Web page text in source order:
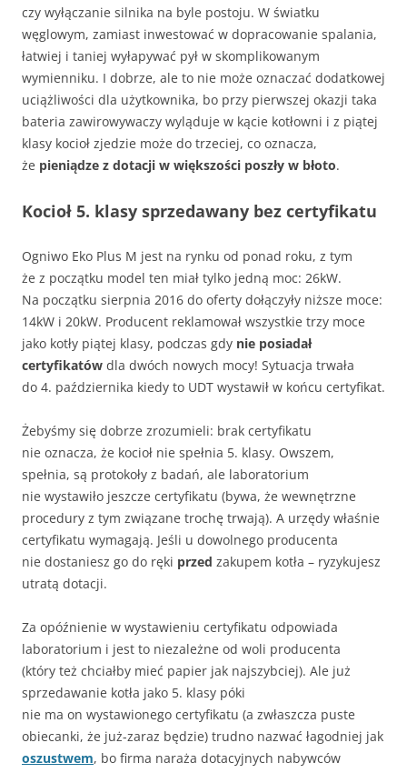
czy wyłączanie silnika na byle postoju. W światku
węglowym, zamiast inwestować w dopracowanie spalania,
łatwiej i taniej wyłapywać pył w skomplikowanym
wymienniku. I dobrze, ale to nie może oznaczać dodatkowej
uciążliwości dla użytkownika, bo przy pierwszej okazji taka
bateria zawirowywaczy wyląduje w kącie kotłowni i z piątej
klasy kocioł zjedzie może do trzeciej, co oznacza,
że pieniądze z dotacji w większości poszły w błoto.
Kocioł 5. klasy sprzedawany bez certyfikatu
Ogniwo Eko Plus M jest na rynku od ponad roku, z tym
że z początku model ten miał tylko jedną moc: 26kW.
Na początku sierpnia 2016 do oferty dołączyły niższe moce:
14kW i 20kW. Producent reklamował wszystkie trzy moce
jako kotły piątej klasy, podczas gdy nie posiadał
certyfikatów dla dwóch nowych mocy! Sytuacja trwała
do 4. października kiedy to UDT wystawił w końcu certyfikat.
Żebyśmy się dobrze zrozumieli: brak certyfikatu
nie oznacza, że kocioł nie spełnia 5. klasy. Owszem,
spełnia, są protokoły z badań, ale laboratorium
nie wystawiło jeszcze certyfikatu (bywa, że wewnętrzne
procedury z tym związane trochę trwają). A urzędy właśnie
certyfikatu wymagają. Jeśli u dowolnego producenta
nie dostaniesz go do ręki przed zakupem kotła – ryzykujesz
utratą dotacji.
Za opóźnienie w wystawieniu certyfikatu odpowiada
laboratorium i jest to niezależne od woli producenta
(który też chciałby mieć papier jak najszybciej). Ale już
sprzedawanie kotła jako 5. klasy póki
nie ma on wystawionego certyfikatu (a zwłaszcza puste
obiecanki, że już-zaraz będzie) trudno nazwać łagodniej jak
oszustwem, bo firma naraża dotacyjnych nabywców